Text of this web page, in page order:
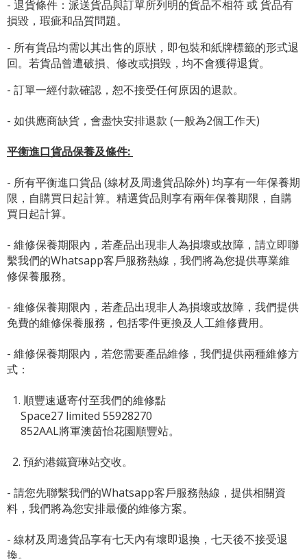
- 退貨條件：派送貨品與訂單所列明的貨品不相符 或 貨品有
損毀，瑕疵和品質問題。
- 所有貨品均需以其出售的原狀，即包裝和紙牌標籤的形式退
回。若貨品曾遭破損、修改或損毀，均不會獲得退貨。
- 訂單一經付款確認，恕不接受任何原因的退款。
- 如供應商缺貨，會盡快安排退款 (一般為2個工作天)
平衡進口貨品保養及條件:
- 所有平衡進口貨品 (線材及周邊貨品除外) 均享有一年保養期
限，自購買日起計算。精選貨品則享有兩年保養期限，自購
買日起計算。
- 維修保養期限內，若產品出現非人為損壞或故障，請立即聯
繫我們的Whatsapp客戶服務熱線，我們將為您提供專業維
修保養服務。
- 維修保養期限內，若產品出現非人為損壞或故障，我們提供
免費的維修保養服務，包括零件更換及人工維修費用。
- 維修保養期限內，若您需要產品維修，我們提供兩種維修方
式：
1. 順豐速遞寄付至我們的維修點
Space27 limited 55928270
852AAL將軍澳茵怡花園順豐站。
2. 預約港鐵寶琳站交收。
- 請您先聯繫我們的Whatsapp客戶服務熱線 ，提供相關資
料，我們將為您安排最優的維修方案。
- 線材及周邊貨品享有七天內有壞即退換，七天後不接受退
換。